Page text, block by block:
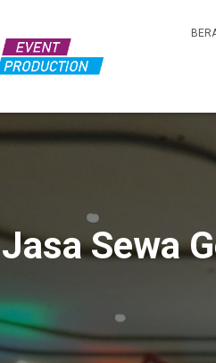
Jasa Sewa